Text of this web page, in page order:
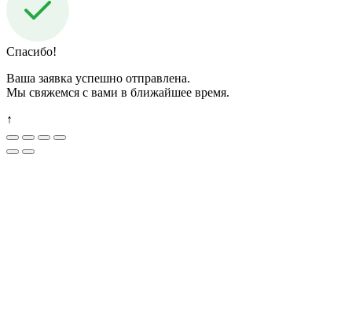
Спасибо!
Ваша заявка успешно отправлена.
Мы свяжемся с вами в ближайшее время.
↑